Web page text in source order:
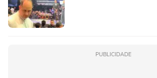
PUBLICIDADE